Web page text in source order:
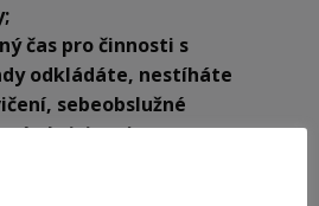
čas pro činnosti s
odkládáte, nestíháte
sebeobslužné
aktivity…);
i o současné situaci,